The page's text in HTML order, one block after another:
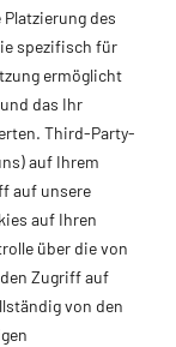
des
spezifisch für
ermöglicht
das Ihr
Third-Party-
auf Ihrem
auf unsere
auf Ihren
über die von
Zugriff auf
von den